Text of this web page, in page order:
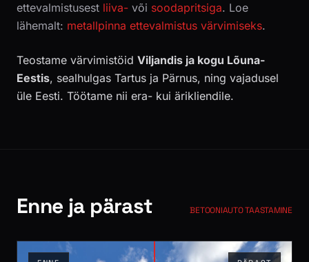
ettevalmistusest liiva- või soodapritsiga. Loe
lähemalt: metallpinna ettevalmistus värvimiseks.
Teostame värvimistöid Viljandis ja kogu Lõuna-
Eestis, sealhulgas Tartus ja Pärnus, ning vajadusel
üle Eesti. Töötame nii era- kui ärikliendile.
Enne ja pärast BETOONIAUTO TAASTAMINE